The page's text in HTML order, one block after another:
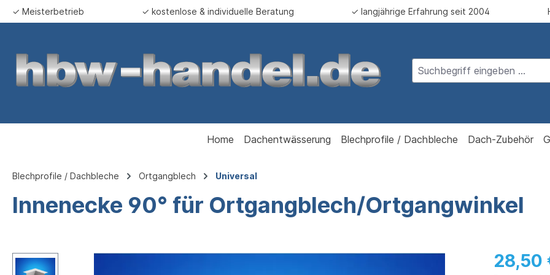
Zur Hauptnavigation springen
✓ Meisterbetrieb ✓ kostenlose & individuelle Beratung ✓ langjährige Erfahrung seit 2004
Home Dachentwässerung Blechprofile / Dachbleche Dach-Zubehör
Blechprofile / Dachbleche Ortgangblech Universal
Innenecke 90° für Ortgangblech/Ortgangwinkel
Bildergalerie überspringen 28,50